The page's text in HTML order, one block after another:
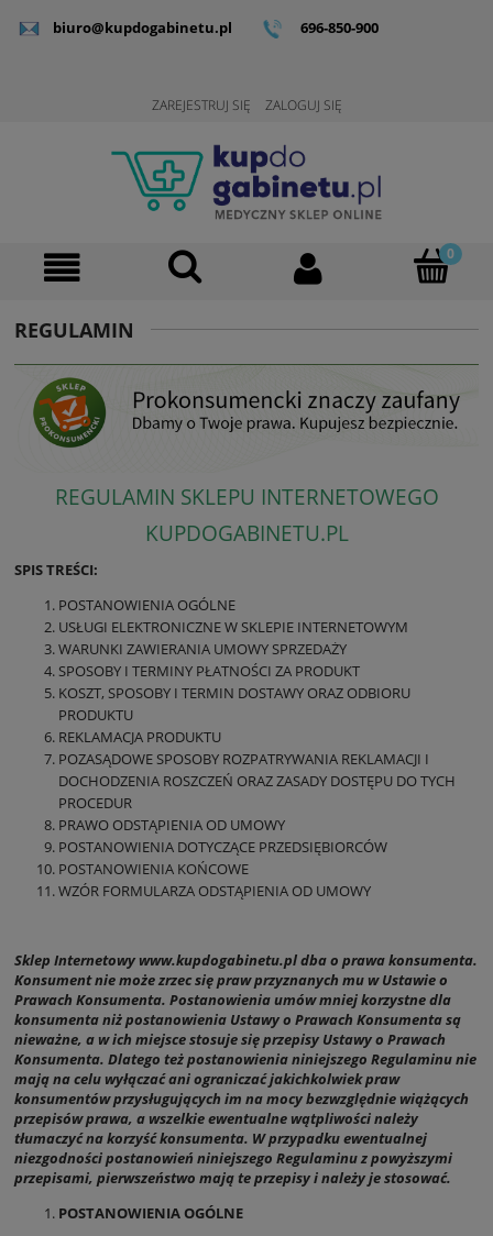
biuro@kupdogabinetu.pl 696-850-900
ZAREJESTRUJ SIĘ ZALOGUJ SIĘ
REGULAMIN
REGULAMIN SKLEPU INTERNETOWEGO
KUPDOGABINETU.PL
SPIS TREŚCI:
POSTANOWIENIA OGÓLNE
USŁUGI ELEKTRONICZNE W SKLEPIE INTERNETOWYM
WARUNKI ZAWIERANIA UMOWY SPRZEDAŻY
SPOSOBY I TERMINY PŁATNOŚCI ZA PRODUKT
KOSZT, SPOSOBY I TERMIN DOSTAWY ORAZ ODBIORU
PRODUKTU
REKLAMACJA PRODUKTU
POZASĄDOWE SPOSOBY ROZPATRYWANIA REKLAMACJI I
DOCHODZENIA ROSZCZEŃ ORAZ ZASADY DOSTĘPU DO TYCH
PROCEDUR
PRAWO ODSTĄPIENIA OD UMOWY
POSTANOWIENIA DOTYCZĄCE PRZEDSIĘBIORCÓW
POSTANOWIENIA KOŃCOWE
WZÓR FORMULARZA ODSTĄPIENIA OD UMOWY
Sklep Internetowy www.kupdogabinetu.pl dba o prawa konsumenta.
Konsument nie może zrzec się praw przyznanych mu w Ustawie o
Prawach Konsumenta. Postanowienia umów mniej korzystne dla
konsumenta niż postanowienia Ustawy o Prawach Konsumenta są
nieważne, a w ich miejsce stosuje się przepisy Ustawy o Prawach
Konsumenta. Dlatego też postanowienia niniejszego Regulaminu nie
mają na celu wyłączać ani ograniczać jakichkolwiek praw
konsumentów przysługujących im na mocy bezwzględnie wiążących
przepisów prawa, a wszelkie ewentualne wątpliwości należy
tłumaczyć na korzyść konsumenta. W przypadku ewentualnej
niezgodności postanowień niniejszego Regulaminu z powyższymi
przepisami, pierwszeństwo mają te przepisy i należy je stosować.
POSTANOWIENIA OGÓLNE